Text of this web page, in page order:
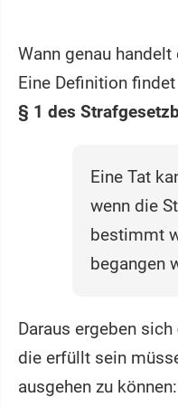
Wann genau
Eine Definition
§ 1 des
Eine Tat
wenn die
bestimmt
begangen
Daraus ergeben sich
die erfüllt sein
ausgehen zu können: